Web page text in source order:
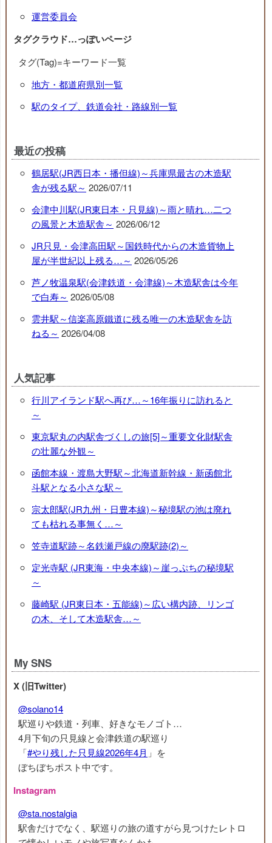
運営委員会
タグクラウド…っぽいページ
タグ(Tag)=キーワード一覧
地方・都道府県別一覧
駅のタイプ、鉄道会社・路線別一覧
最近の投稿
鶴居駅(JR西日本・播但線)～兵庫県最古の木造駅
舎が残る駅～ 2026/07/11
会津中川駅(JR東日本・只見線)～雨と晴れ…二つ
の風景と木造駅舎～ 2026/06/12
JR只見・会津高田駅～国鉄時代からの木造貨物上
屋が半世紀以上残る…～ 2026/05/26
芦ノ牧温泉駅(会津鉄道・会津線)～木造駅舎は今年
で白寿～ 2026/05/08
雲井駅～信楽高原鐵道に残る唯一の木造駅舎を訪
ねる～ 2026/04/08
人気記事
行川アイランド駅へ再び…～16年振りに訪れると
～
東京駅丸の内駅舎づくしの旅[5]～重要文化財駅舎
の壮麗な外観～
函館本線・渡島大野駅～北海道新幹線・新函館北
斗駅となる小さな駅～
宗太郎駅(JR九州・日豊本線)～秘境駅の池は廃れ
ても枯れる事無く…～
笠寺道駅跡～名鉄瀬戸線の廃駅跡(2)～
定光寺駅 (JR東海・中央本線)～崖っぷちの秘境駅
～
藤崎駅 (JR東日本・五能線)～広い構内跡、リンゴ
の木、そして木造駅舎…～
My SNS
X (旧Twitter)
@solano14
駅巡りや鉄道・列車、好きなモノゴト…
4月下旬の只見線と会津鉄道の駅巡り
「#やり残した只見線2026年4月 」を
ぼちぼちポスト中です。
Instagram
@sta.nostalgia
駅舎だけでなく、駅巡りの旅の道すがら見つけたレトロ